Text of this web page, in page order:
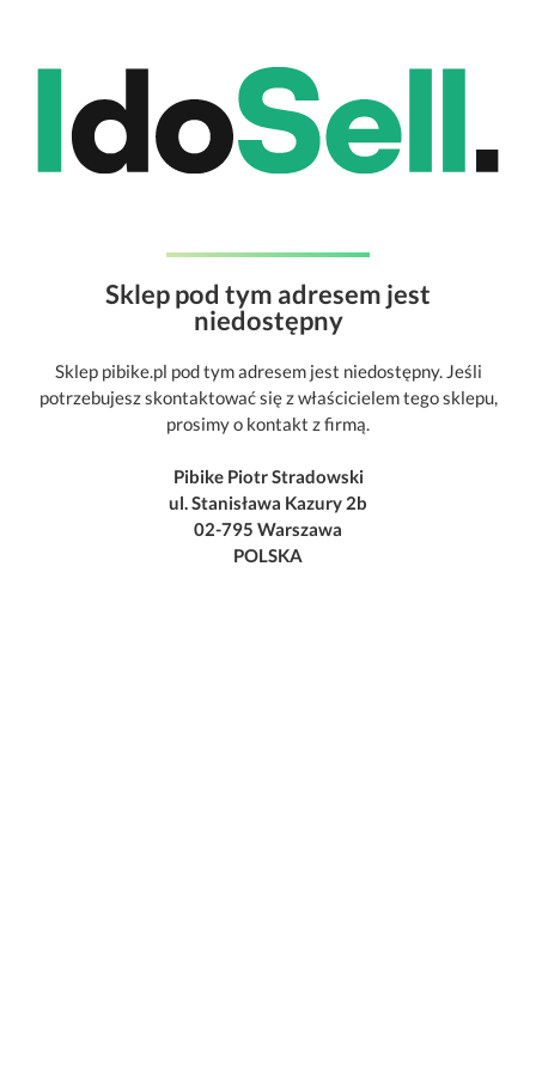
Sklep pod tym adresem jest
niedostępny
Sklep pibike.pl pod tym adresem jest niedostępny. Jeśli
potrzebujesz skontaktować się z właścicielem tego sklepu,
prosimy o kontakt z firmą.
Pibike Piotr Stradowski
ul. Stanisława Kazury 2b
02-795 Warszawa
POLSKA